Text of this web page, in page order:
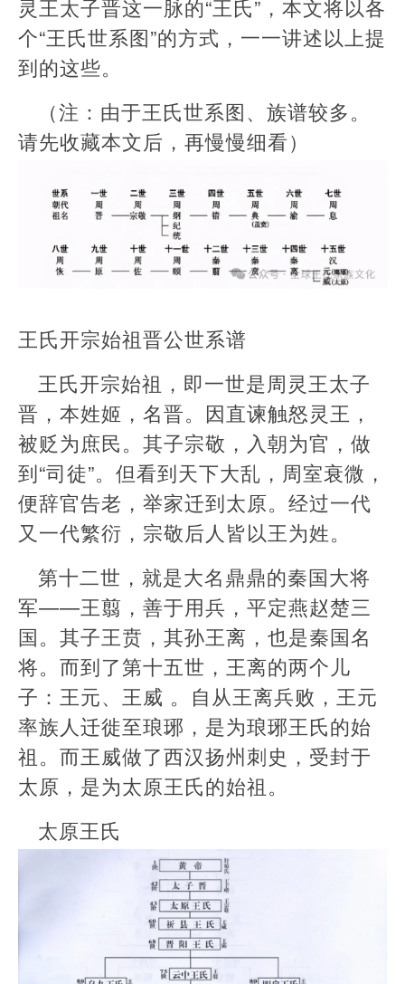
灵王太子晋这一脉的“王氏”，本文将以各
个“王氏世系图”的方式，一一讲述以上提
到的这些。
（注：由于王氏世系图、族谱较多。
请先收藏本文后，再慢慢细看）
王氏开宗始祖晋公世系谱
王氏开宗始祖，即一世是周灵王太子
晋，本姓姬，名晋。因直谏触怒灵王，
被贬为庶民。其子宗敬，入朝为官，做
到“司徒”。但看到天下大乱，周室衰微，
便辞官告老，举家迁到太原。经过一代
又一代繁衍，宗敬后人皆以王为姓。
第十二世，就是大名鼎鼎的秦国大将
军——王翦，善于用兵，平定燕赵楚三
国。其子王贲，其孙王离，也是秦国名
将。而到了第十五世，王离的两个儿
子：王元、王威 。自从王离兵败，王元
率族人迁徙至琅琊，是为琅琊王氏的始
祖。而王威做了西汉扬州刺史，受封于
太原，是为太原王氏的始祖。
太原王氏